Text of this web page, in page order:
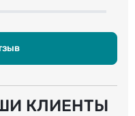
КЛИЕНТЫ